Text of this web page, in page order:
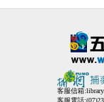
客服信箱: